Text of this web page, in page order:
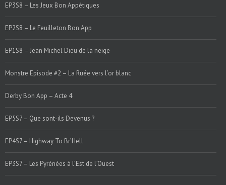
EP3S8 – Les Jeux Bon Appétiques
EP2S8 – Le Feuilleton Bon App
EP1S8 – Jean Michel Dieu de la neige
Monstre Episode #2 – La Ruée vers l’or blanc
Derby Bon App – Acte 4
EP5S7 – Que sont-ils Devenus ?
EP4S7 – Highway To Br’Hell
EP3S7 – Les Pyrénées à l’Est de l’Ouest